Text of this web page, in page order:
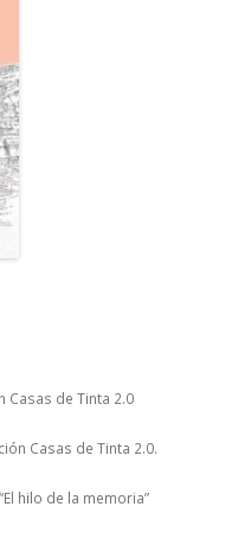
Casas de Tinta 2.0
Casas de Tinta 2.0.
hilo de la memoria”